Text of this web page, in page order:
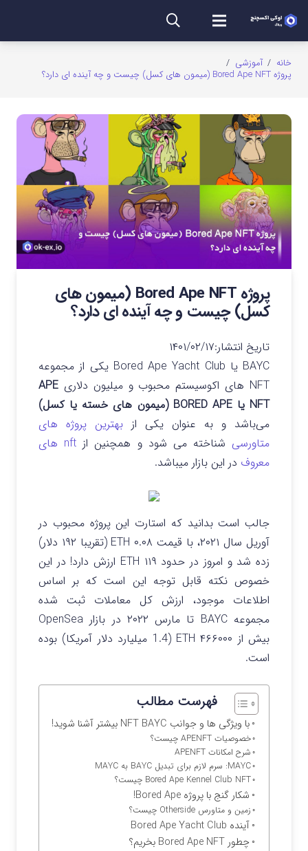
خانه / آموزشی /
پروژه Bored Ape NFT (میمون های کسل) چیست و چه آینده ای دارد؟
پروژه Bored Ape NFT (میمون های
کسل) چیست و چه آینده ای دارد؟
تاریخ انتشار:۱۴۰۱/۰۲/۱۷
BAYC یا Bored Ape Yacht Club یکی از مجموعه
NFT های اکوسیستم محبوب و میلیون دلاری
APE
NFT یا BORED APE (میمون های خسته یا کسل)
می‌باشد و به عنوان یکی از بهترین پروژه های
متاورسی شناخته می شود و همچنین از
nft های
معروف در این بازار میباشد.
جالب است بدانید که استارت این پروژه محبوب در
آوریل سال ۲۰۲۱،‌ با قیمت ۰.۰۸ ETH (تقریبا ۱۹۲ دلار)
زده شد و امروز در حدود ۱۱۹ ETH ارزش دارد!
در این
خصوص نکته قابل توجه این است که بر اساس
اطلاعات موجود،‌ ارزش کل معاملات ثبت شده
مجموعه BAYC تا مارس ۲۰۲۲ در بازار OpenSea
بیش از ۴۶۶۰۰۰ ETH (1.4 میلیارد دلار آمریکا) بوده
است.
فهرست مطالب
با ویژگی ها و جوانب NFT BAYC بیشتر آشنا شوید!
خصوصیات APENFT چیست؟
شرح امکانات APENFT
MAYC: سرم لازم برای تبدیل BAYC به MAYC
Bored Ape Kennel Club NFT چیست؟
شکار گنج با پروژه Bored Ape!
زمین و متاورس Otherside چیست؟
آینده Bored Ape Yacht Club
چطور Bored Ape NFT بخریم؟